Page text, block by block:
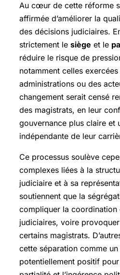
Au cœur de cette réforme
affirmée d’améliorer la
des décisions judiciaires.
strictement le siège et le
réduire le risque de
notamment celles
administrations ou des
changement serait censé
des magistrats, en leur
gouvernance plus claire et
indépendante de leur
Ce processus soulève
complexes liées à la
judiciaire et à sa
soutiennent que la
compliquer la coordination
judiciaires, voire
certains magistrats.
cette séparation comme
potentiellement positif